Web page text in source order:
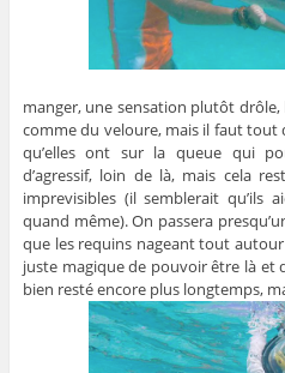
manger, une sensation plutôt
comme du veloure, mais il faut
qu’elles ont sur la queue qui
d’agressif, loin de là, mais cela
imprevisibles (il semblerait qu’ils
quand même). On passera
que les requins nageant tout autour
juste magique de pouvoir être là et
bien resté encore plus longtemps,